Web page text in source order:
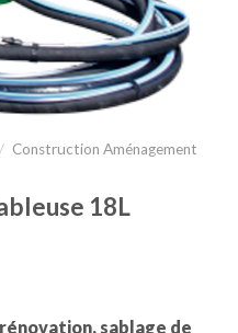
/ Construction Aménagement
18L
sablage de